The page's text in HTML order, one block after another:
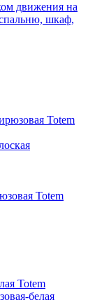
движения на
шкаф,
Totem